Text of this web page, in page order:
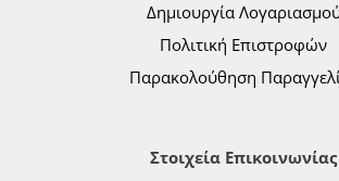
Δημιουργία
Πολιτική Επιστροφών
Παρακολούθηση
Στοιχεία Επικοινωνίας